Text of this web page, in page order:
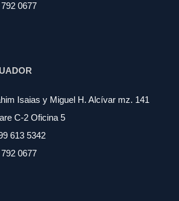
0677
Isaias y Miguel H. Alcívar mz. 141
C-2 Oficina 5
613 5342
0677